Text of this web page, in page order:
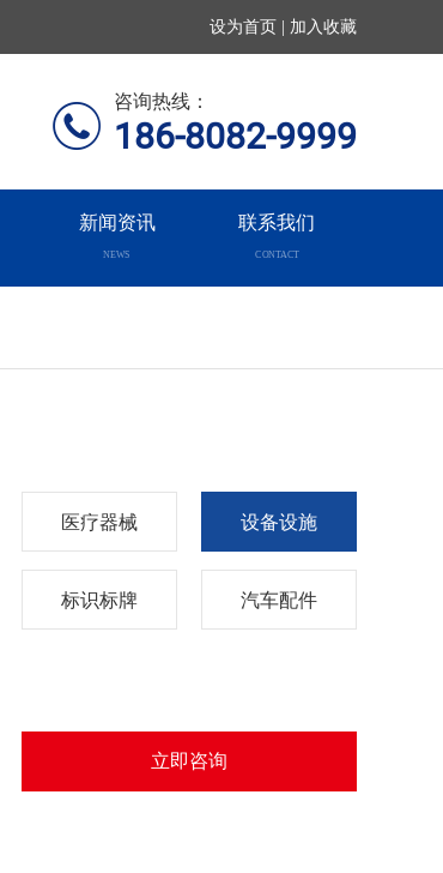
设为首页 | 加入收藏
咨询热线：
186-8082-9999
新闻资讯
NEWS
联系我们
CONTACT
医疗器械 设备设施
标识标牌 汽车配件
立即咨询